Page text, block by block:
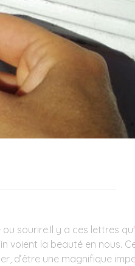
sourire.Il y a ces lettres
voient la beauté en nous.
d’être une magnifique